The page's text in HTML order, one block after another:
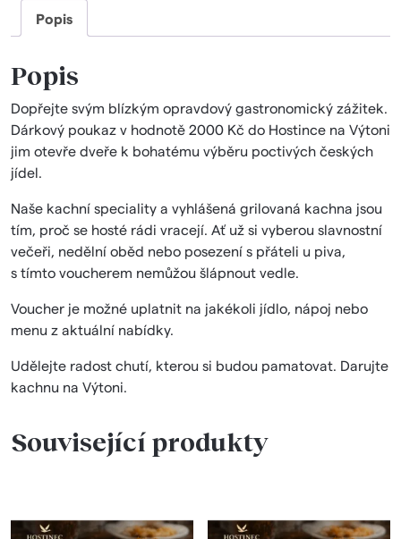
množství
Popis
Popis
Dopřejte svým blízkým opravdový gastronomický zážitek.
Dárkový poukaz v hodnotě 2000 Kč do Hostince na Výtoni
jim otevře dveře k bohatému výběru poctivých českých
jídel.
Naše kachní speciality a vyhlášená grilovaná kachna jsou
tím, proč se hosté rádi vracejí. Ať už si vyberou slavnostní
večeři, nedělní oběd nebo posezení s přáteli u piva,
s tímto voucherem nemůžou šlápnout vedle.
Voucher je možné uplatnit na jakékoli jídlo, nápoj nebo
menu z aktuální nabídky.
Udělejte radost chutí, kterou si budou pamatovat. Darujte
kachnu na Výtoni.
Související produkty